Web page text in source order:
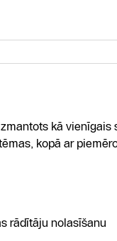
kā vienīgais
kopā ar
rādītāju nolasīšanu